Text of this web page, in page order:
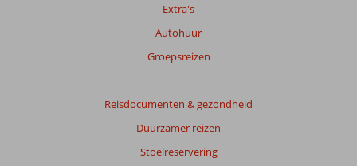
Extra's
Autohuur
Groepsreizen
Reisdocumenten & gezondheid
Duurzamer reizen
Stoelreservering